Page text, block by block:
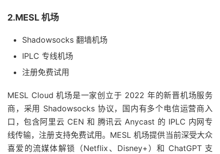
2.MESL 机场
Shadowsocks 翻墙机场
IPLC 专线机场
注册免费试用
MESL Cloud 机场是一家创立于 2022 年的新晋机场服务
商，采用 Shadowsocks 协议，国内有多个电信运营商入
口，包含阿里云 CEN 和 腾讯云 Anycast 的 IPLC 内网专
线传输，注册支持免费试用。MESL 机场提供当前深受大众
喜爱的流媒体解锁（Netflix、Disney+）和 ChatGPT 支